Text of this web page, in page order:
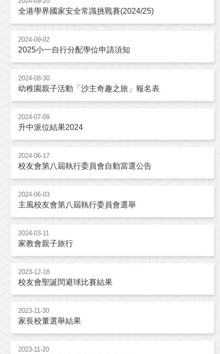
全港學界國家安全常識挑戰賽(2024/25)
2024-09-02
2025小一自行分配學位申請須知
2024-08-30
幼稚園親子活動「沙主奇趣之旅」報名表
2024-07-09
升中派位結果2024
2024-06-17
校友會第八屆執行委員會自動當選公告
2024-06-03
主風校友會第八屆執行委員會選舉
2024-03-11
家教會親子旅行
2023-12-18
校友會聖誕閃避球比賽結果
2023-11-30
家長校董選舉結果
2023-11-20